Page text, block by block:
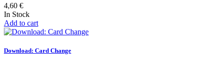
4,60 €
In Stock
Add to cart
Download: Card Change